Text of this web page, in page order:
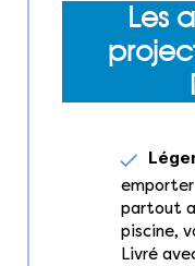
Les
partout
piscine,
Livré